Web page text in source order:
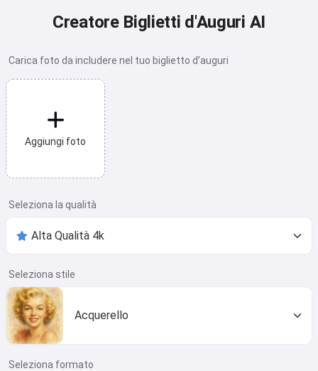
Creatore Biglietti d'Auguri AI
Carica foto da includere nel tuo biglietto d’auguri
Aggiungi foto
Seleziona la qualità
Seleziona stile
Acquerello
Seleziona formato